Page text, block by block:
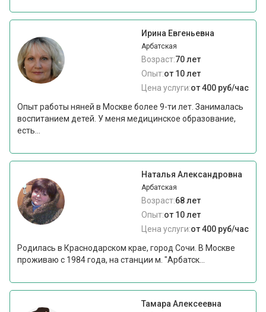
Ирина Евгеньевна
Арбатская
Возраст:70 лет
Опыт:от 10 лет
Цена услуги:от 400 руб/час
Опыт работы няней в Москве более 9-ти лет. Занималась
воспитанием детей. У меня медицинское образование,
есть...
Наталья Александровна
Арбатская
Возраст:68 лет
Опыт:от 10 лет
Цена услуги:от 400 руб/час
Родилась в Краснодарском крае, город Сочи. В Москве
проживаю с 1984 года, на станции м. "Арбатск...
Тамара Алексеевна